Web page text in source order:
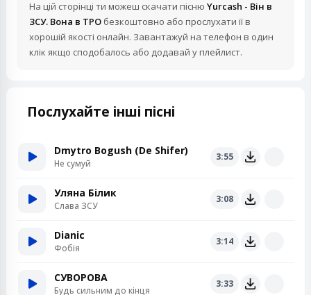
На цій сторінці ти можеш скачати пісню Yurcash - Він в
ЗСУ. Вона в ТРО безкоштовно або прослухати її в
хорошій якості онлайн. Завантажуй на телефон в один
клік якщо сподобалось або додавай у плейлист.
Послухайте інші пісні
Dmytro Bogush (De Shifer)
Не сумуй
3:55
Уляна Білик
Слава ЗСУ
3:08
Dianic
Фобія
3:14
СУВОРОВА
Будь сильним до кінця
3:33